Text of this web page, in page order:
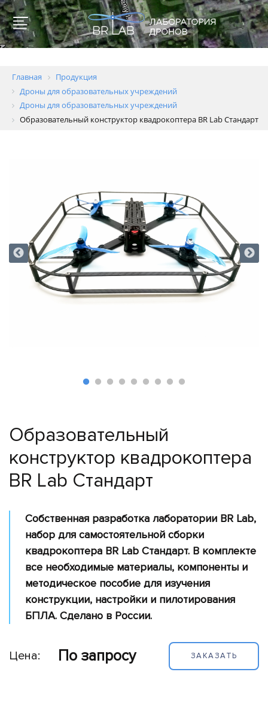
картография
Пожаротушение
Полиция
Поиск
электропередач
Мониторинг
окружающей
среды
Программное
обеспечение
Полезная
нагрузка
Принтеры
Портативные
Вспомогательное
Главная
Продукция
Дроны для образовательных учреждений
Дроны для образовательных учреждений
Образовательный конструктор квадрокоптера BR Lab Стандарт
Образовательный
конструктор квадрокоптера
BR Lab Стандарт
Собственная разработка лаборатории BR Lab,
набор для самостоятельной сборки
квадрокоптера BR Lab Стандарт. В комплекте
все необходимые материалы, компоненты и
методическое пособие для изучения
конструкции, настройки и пилотирования
БПЛА. Сделано в России.
Цена: По запросу ЗАКАЗАТЬ